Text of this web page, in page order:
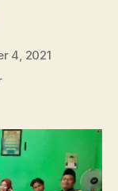
4, 2021
pada
di
Kelas,
Ma’arif